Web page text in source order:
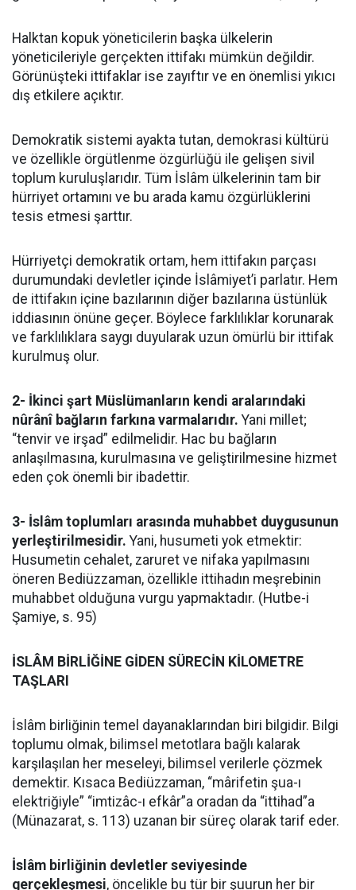
Halktan kopuk yöneticilerin başka ülkelerin
yöneticileriyle gerçekten ittifakı mümkün değildir.
Görünüşteki ittifaklar ise zayıftır ve en önemlisi yıkıcı
dış etkilere açıktır.
Demokratik sistemi ayakta tutan, demokrasi kültürü
ve özellikle örgütlenme özgürlüğü ile gelişen sivil
toplum kuruluşlarıdır. Tüm İslâm ülkelerinin tam bir
hürriyet ortamını ve bu arada kamu özgürlüklerini
tesis etmesi şarttır.
Hürriyetçi demokratik ortam, hem ittifakın parçası
durumundaki devletler içinde İslâmiyet’i parlatır. Hem
de ittifakın içine bazılarının diğer bazılarına üstünlük
iddiasının önüne geçer. Böylece farklılıklar korunarak
ve farklılıklara saygı duyularak uzun ömürlü bir ittifak
kurulmuş olur.
2- İkinci şart Müslümanların kendi aralarındaki
nûrânî bağların farkına varmalarıdır. Yani millet;
“tenvir ve irşad” edilmelidir. Hac bu bağların
anlaşılmasına, kurulmasına ve geliştirilmesine hizmet
eden çok önemli bir ibadettir.
3- İslâm toplumları arasında muhabbet duygusunun
yerleştirilmesidir. Yani, husumeti yok etmektir:
Husumetin cehalet, zaruret ve nifaka yapılmasını
öneren Bediüzzaman, özellikle ittihadın meşrebinin
muhabbet olduğuna vurgu yapmaktadır. (Hutbe-i
Şamiye, s. 95)
İSLÂM BİRLİĞİNE GİDEN SÜRECİN KİLOMETRE
TAŞLARI
İslâm birliğinin temel dayanaklarından biri bilgidir. Bilgi
toplumu olmak, bilimsel metotlara bağlı kalarak
karşılaşılan her meseleyi, bilimsel verilerle çözmek
demektir. Kısaca Bediüzzaman, “mârifetin şua-ı
elektriğiyle” “imtizâc-ı efkâr”a oradan da “ittihad”a
(Münazarat, s. 113) uzanan bir süreç olarak tarif eder.
İslâm birliğinin devletler seviyesinde
gerçekleşmesi, öncelikle bu tür bir şuurun her bir